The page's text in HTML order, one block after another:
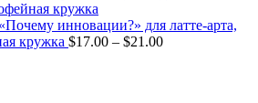
through
$21.00
инновации?» для латте-арта,
кружка $17.00 – $21.00Price